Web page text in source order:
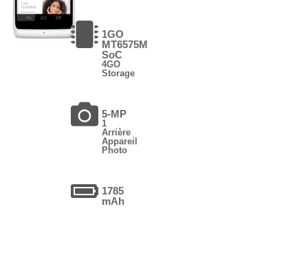
1GO
MT6575M
SoC
4GO
Storage
5-MP
1
Arrière
Appareil
Photo
1785
mAh